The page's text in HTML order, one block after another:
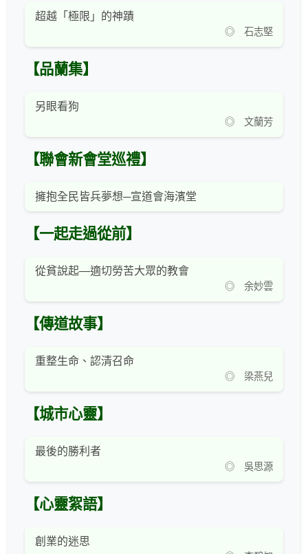
超越「極限」的神蹟
◎ 石志堅
【品蘭集】
另眼看狗
◎ 文蘭芳
【聯會新會堂巡禮】
擁抱全民皆兵夢想─宣道會海濱堂
【一起走過從前】
從貧說起—適切勞苦大眾的教會
◎ 余妙雲
【傳道故事】
重整生命、認清召命
◎ 梁燕兒
【城市心靈】
最後的勝利者
◎ 吳思源
【心靈絮語】
創業的迷思